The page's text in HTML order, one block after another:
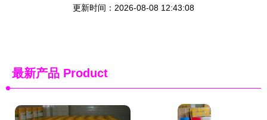
更新时间：2026-08-08 12:43:08
最新产品 Product